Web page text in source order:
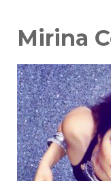
Mirina